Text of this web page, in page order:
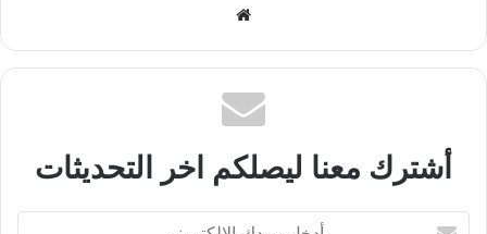
أشترك معنا ليصلكم اخر التحديثات